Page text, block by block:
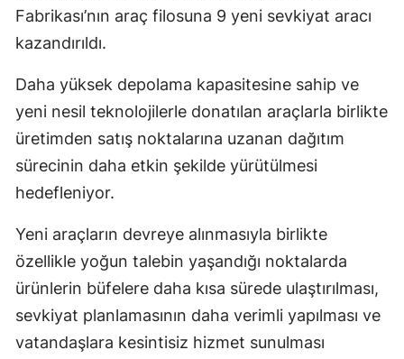
Fabrikası’nın araç filosuna 9 yeni sevkiyat aracı
kazandırıldı.
Daha yüksek depolama kapasitesine sahip ve
yeni nesil teknolojilerle donatılan araçlarla birlikte
üretimden satış noktalarına uzanan dağıtım
sürecinin daha etkin şekilde yürütülmesi
hedefleniyor.
Yeni araçların devreye alınmasıyla birlikte
özellikle yoğun talebin yaşandığı noktalarda
ürünlerin büfelere daha kısa sürede ulaştırılması,
sevkiyat planlamasının daha verimli yapılması ve
vatandaşlara kesintisiz hizmet sunulması